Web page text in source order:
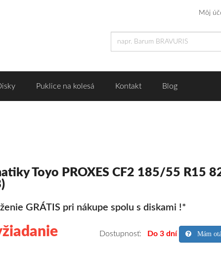
Môj
Puklice na kolesá Kontakt Blog
Toyo PROXES CF2 185/55 R15
GRÁTIS pri nákupe spolu s diskami !*
Dostupnosť: Do 3 dní Mám